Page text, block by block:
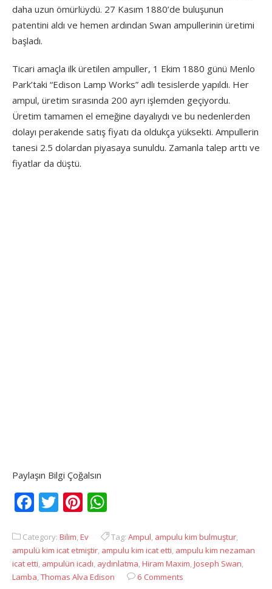
daha uzun ömürlüydü. 27 Kasım 1880’de buluşunun
patentini aldı ve hemen ardından Swan ampullerinin üretimi
başladı.
Ticari amaçla ilk üretilen ampuller, 1 Ekim 1880 günü Menlo
Park’taki “Edison Lamp Works” adlı tesislerde yapıldı. Her
ampul, üretim sırasında 200 ayrı işlemden geçiyordu.
Üretim tamamen el emeğine dayalıydı ve bu nedenlerden
dolayı perakende satış fiyatı da oldukça yüksekti. Ampullerin
tanesi 2.5 dolardan piyasaya sunuldu. Zamanla talep arttı ve
fiyatlar da düştü.
Paylaşın Bilgi Çoğalsın
Facebook
TwitterPinterest
Category: Bilim,Ev Tag: Ampul, ampulu kim bulmuştur,
ampulü kim icat etmiştir, ampulu kim icat etti, ampulu kim nezaman
icat etti, ampulün icadı, aydınlatma,Hiram Maxim,Joseph Swan,
Lamba,Thomas Alva Edison 6 Comments